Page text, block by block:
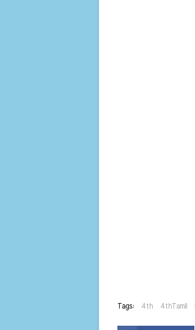
Tags: 4th 4thTamil